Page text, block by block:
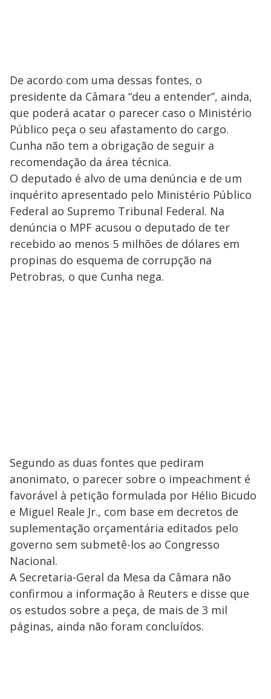
De acordo com uma dessas fontes, o
presidente da Câmara “deu a entender”, ainda,
que poderá acatar o parecer caso o Ministério
Público peça o seu afastamento do cargo.
Cunha não tem a obrigação de seguir a
recomendação da área técnica.
O deputado é alvo de uma denúncia e de um
inquérito apresentado pelo Ministério Público
Federal ao Supremo Tribunal Federal. Na
denúncia o MPF acusou o deputado de ter
recebido ao menos 5 milhões de dólares em
propinas do esquema de corrupção na
Petrobras, o que Cunha nega.
Segundo as duas fontes que pediram
anonimato, o parecer sobre o impeachment é
favorável à petição formulada por Hélio Bicudo
e Miguel Reale Jr., com base em decretos de
suplementação orçamentária editados pelo
governo sem submetê-los ao Congresso
Nacional.
A Secretaria-Geral da Mesa da Câmara não
confirmou a informação à Reuters e disse que
os estudos sobre a peça, de mais de 3 mil
páginas, ainda não foram concluídos.